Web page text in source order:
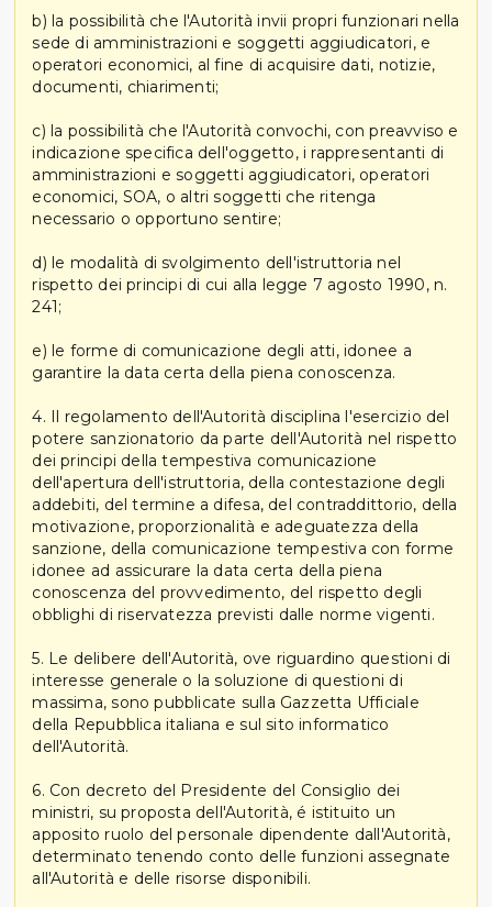
b) la possibilità che l'Autorità invii propri funzionari nella
sede di amministrazioni e soggetti aggiudicatori, e
operatori economici, al fine di acquisire dati, notizie,
documenti, chiarimenti;
c) la possibilità che l'Autorità convochi, con preavviso e
indicazione specifica dell'oggetto, i rappresentanti di
amministrazioni e soggetti aggiudicatori, operatori
economici, SOA, o altri soggetti che ritenga
necessario o opportuno sentire;
d) le modalità di svolgimento dell'istruttoria nel
rispetto dei principi di cui alla legge 7 agosto 1990, n.
241;
e) le forme di comunicazione degli atti, idonee a
garantire la data certa della piena conoscenza.
4. Il regolamento dell'Autorità disciplina l'esercizio del
potere sanzionatorio da parte dell'Autorità nel rispetto
dei principi della tempestiva comunicazione
dell'apertura dell'istruttoria, della contestazione degli
addebiti, del termine a difesa, del contraddittorio, della
motivazione, proporzionalità e adeguatezza della
sanzione, della comunicazione tempestiva con forme
idonee ad assicurare la data certa della piena
conoscenza del provvedimento, del rispetto degli
obblighi di riservatezza previsti dalle norme vigenti.
5. Le delibere dell'Autorità, ove riguardino questioni di
interesse generale o la soluzione di questioni di
massima, sono pubblicate sulla Gazzetta Ufficiale
della Repubblica italiana e sul sito informatico
dell'Autorità.
6. Con decreto del Presidente del Consiglio dei
ministri, su proposta dell'Autorità, é istituito un
apposito ruolo del personale dipendente dall'Autorità,
determinato tenendo conto delle funzioni assegnate
all'Autorità e delle risorse disponibili.